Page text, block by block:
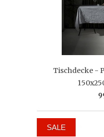
Tischdecke -
SALE